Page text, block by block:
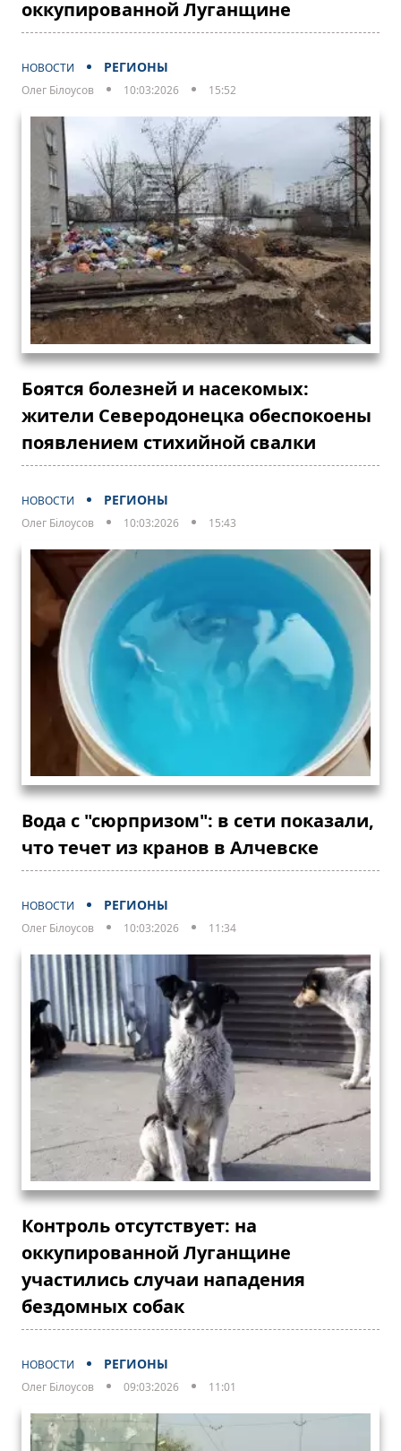
оккупированной Луганщине
НОВОСТИ РЕГИОНЫ
Олег Білоусов 10:03:2026 15:52
Боятся болезней и насекомых:
жители Северодонецка обеспокоены
появлением стихийной свалки
НОВОСТИ РЕГИОНЫ
Олег Білоусов 10:03:2026 15:43
Вода с "сюрпризом": в сети показали,
что течет из кранов в Алчевске
НОВОСТИ РЕГИОНЫ
Олег Білоусов 10:03:2026 11:34
Контроль отсутствует: на
оккупированной Луганщине
участились случаи нападения
бездомных собак
НОВОСТИ РЕГИОНЫ
Олег Білоусов 09:03:2026 11:01